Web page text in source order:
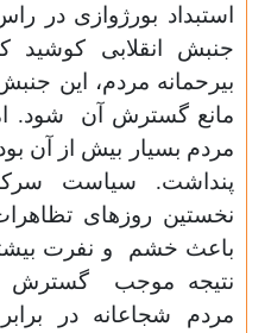
استبداد بورژوازی در
جنبش انقلابی کوشید
بیرحمانه مردم، این
مانع گسترش آن
شود.
مردم بسیار بیش از آن
پنداشت. سیاست
نخستین روزهای
باعث خشم
و نفرت
نتیجه موجب
گسترش
مردم شجاعانه در